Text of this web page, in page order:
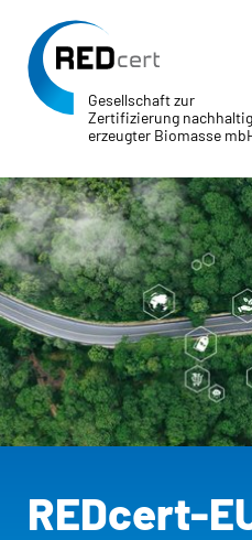
Gesellschaft zur
Zertifizierung nachhaltig
erzeugter Biomasse
REDcert-